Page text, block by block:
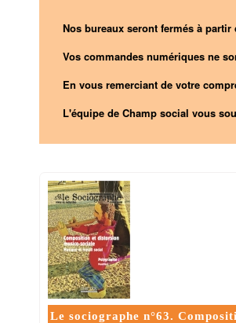
Nos bureaux seront fermés à
Vos commandes numériques ne
En vous remerciant de votre
L'équipe de Champ social vous
Le sociographe n°63.